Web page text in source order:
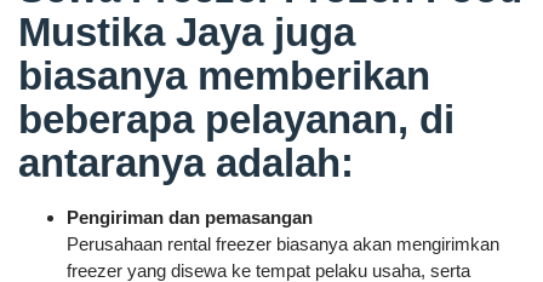
Mustika Jaya juga
biasanya memberikan
beberapa pelayanan, di
antaranya adalah:
Pengiriman dan pemasangan
Perusahaan rental freezer biasanya akan mengirimkan
freezer yang disewa ke tempat pelaku usaha, serta